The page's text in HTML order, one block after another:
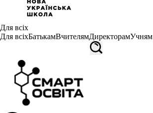
Для всіх
Для всіхБатькамВчителямДиректорамУчням